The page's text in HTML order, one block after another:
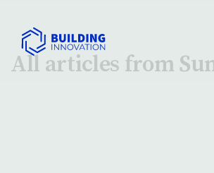
All articles from